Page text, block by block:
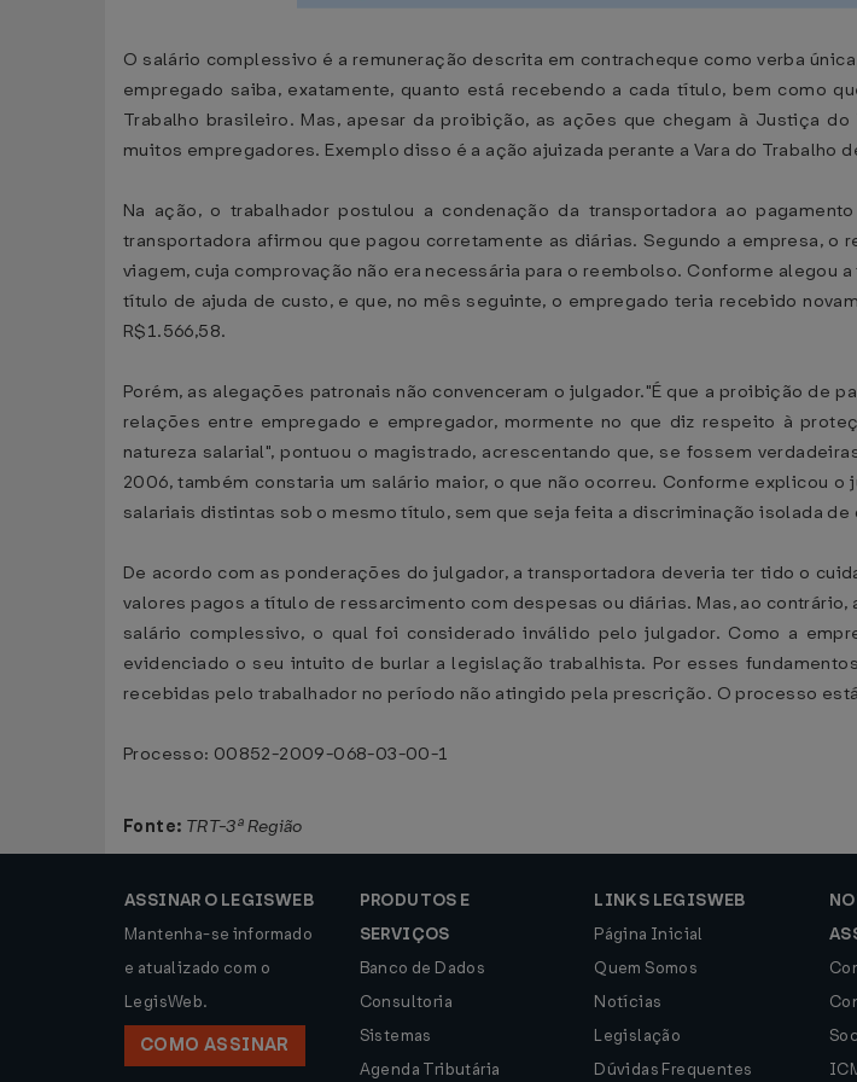
O salário complessivo é a remuneração descrita em contracheque como verba
empregado saiba, exatamente, quanto está recebendo a cada título, bem como
Trabalho brasileiro. Mas, apesar da proibição, as ações que chegam à Justiça
muitos empregadores. Exemplo disso é a ação ajuizada perante a Vara do
Na ação, o trabalhador postulou a condenação da transportadora ao
transportadora afirmou que pagou corretamente as diárias. Segundo a empresa,
viagem, cuja comprovação não era necessária para o reembolso. Conforme
título de ajuda de custo, e que, no mês seguinte, o empregado teria recebido
R$1.566,58.
Porém, as alegações patronais não convenceram o julgador."É que a proibição de
relações entre empregado e empregador, mormente no que diz respeito à
natureza salarial", pontuou o magistrado, acrescentando que, se fossem
2006, também constaria um salário maior, o que não ocorreu. Conforme explicou
salariais distintas sob o mesmo título, sem que seja feita a discriminação isolada
De acordo com as ponderações do julgador, a transportadora deveria ter tido o
valores pagos a título de ressarcimento com despesas ou diárias. Mas, ao
salário complessivo, o qual foi considerado inválido pelo julgador. Como a
evidenciado o seu intuito de burlar a legislação trabalhista. Por esses
recebidas pelo trabalhador no período não atingido pela prescrição. O processo
Processo: 00852-2009-068-03-00-1
Fonte: TRT-3ª Região
ASSINAR O LEGISWEB
Mantenha-se informado
e atualizado com o
LegisWeb.
COMO ASSINAR
PRODUTOS E
SERVIÇOS
Banco de Dados
Consultoria
Sistemas
Agenda Tributária
LINKS LEGISWEB
Página Inicial
Quem Somos
Notícias
Legislação
Dúvidas Frequentes